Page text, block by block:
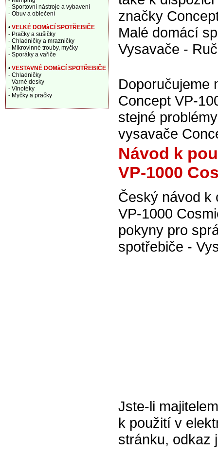
značky
Malé domácí
Vysavače -
Doporučujeme
Concept VP-
stejné
vysavače
Návod k
VP-1000
Český návod k
VP-1000
pokyny pro
spotřebiče -
Jste-li
k použití v
stránku, odkaz
- Sportovní nástroje a vybavení
- Obuv a oblečení
• VELKÉ DOMàCÍ SPOTŘEBIČE
- Pračky a sušičky
- Chladničky a mrazničky
- Mikrovlnné trouby, myčky
- Sporáky a vařiče
• VESTAVNÉ DOMàCÍ SPOTŘEBIČE
- Chladničky
- Varné desky
- Vinotéky
- Myčky a pračky